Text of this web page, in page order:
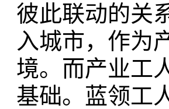
彼此联动的关
入城市，作为
境。而产业工
基础。蓝领工